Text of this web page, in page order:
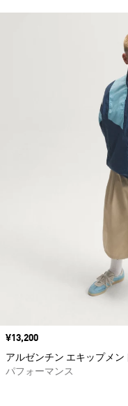
価格
¥13,200
アルゼンチン エキップメン
パフォーマンス